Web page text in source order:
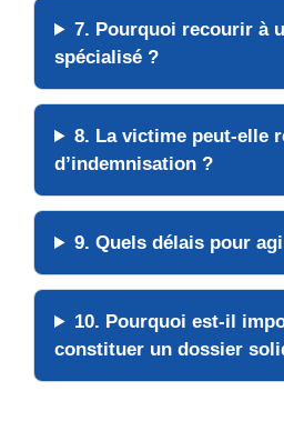
7. Pourquoi recourir à
spécialisé ?
8. La victime peut-elle
d’indemnisation ?
9. Quels délais pour
10. Pourquoi est-il
constituer un dossier